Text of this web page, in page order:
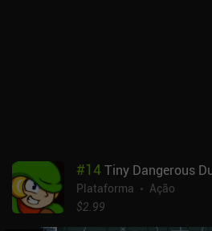
de conferir esse jogo indie bem feito.
#14Tiny Dangerous
Plataforma
Ação
$2.99